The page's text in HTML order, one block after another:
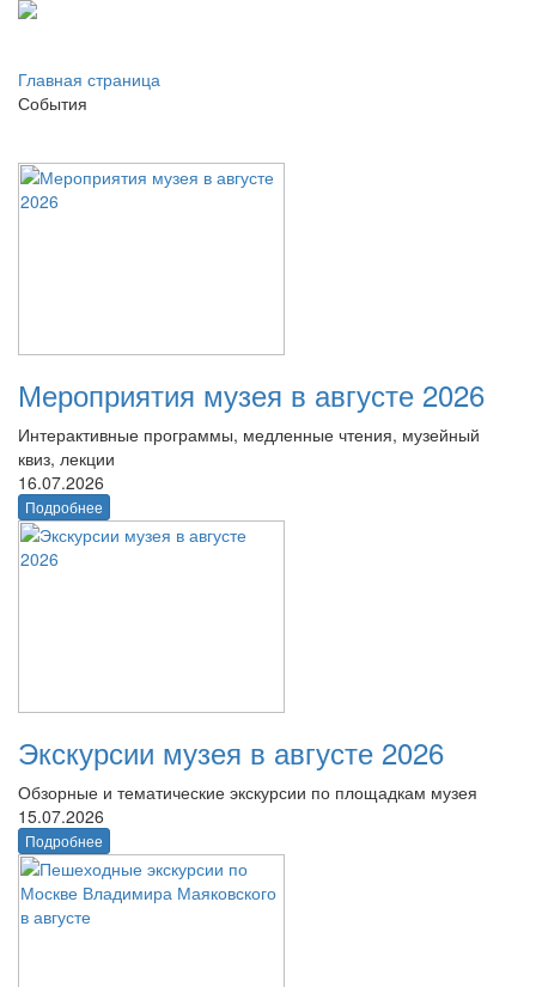
Главная страница
События
Мероприятия музея в августе 2026
Интерактивные программы, медленные чтения, музейный
квиз, лекции
16.07.2026
Подробнее
Экскурсии музея в августе 2026
Обзорные и тематические экскурсии по площадкам музея
15.07.2026
Подробнее